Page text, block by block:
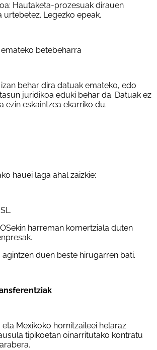
Hautaketa-prozesuak dirauen
urtebetez. Legezko epeak.
betebeharra
behar dira datuak emateko, edo
juridikoa eduki behar da. Datuak ez
ezin eskaintzea ekarriko du.
hauei laga ahal zaizkie:
harreman komertziala duten
agintzen duen beste hirugarren bati.
Mexikoko hornitzaileei helaraz
tipikoetan oinarritutako kontratu